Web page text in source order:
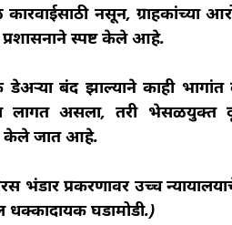
कारवाईसाठी नसून,
स्पष्ट केले आहे.
बंद झाल्याने काही
लागत असला, तरी भेसळयुक्त
केले जात आहे.
भंडार प्रकरणावर उच्च
घडामोडी.)